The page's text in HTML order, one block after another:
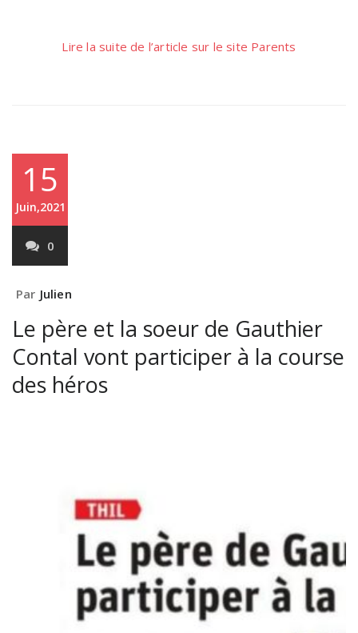
Lire la suite de l’article sur le site Parents
15
Juin,2021
0
Par Julien
Le père et la soeur de Gauthier
Contal vont participer à la course
des héros